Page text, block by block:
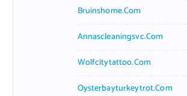
Bruinshome.com
Annascleaningsvc.com
Wolfcitytattoo.com
Oysterbayturkeytrot.com